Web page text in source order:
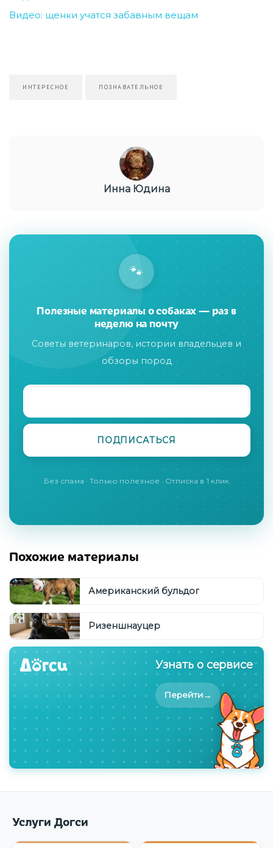
Видео: щенки учатся забавным вещам
ИНТЕРЕСНОЕ ПОЗНАВАТЕЛЬНОЕ
Инна Юдина
🐾
Полезные материалы о собаках — раз в
неделю на почту
Советы ветеринаров, истории владельцев и
обзоры пород
Без спама · Только полезное · Отписка в 1 клик
Похожие материалы
Американский бульдог
Ризеншнауцер
Узнать о сервисе
Перейти→
Услуги Догси